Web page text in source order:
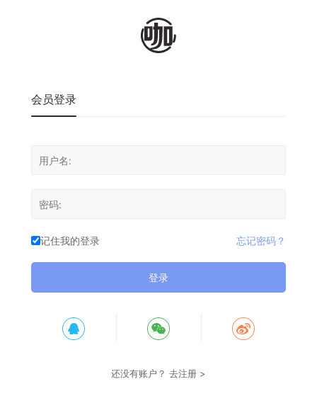
会员登录
记住我的登录 忘记密码？
登录
还没有账户？ 去注册 >